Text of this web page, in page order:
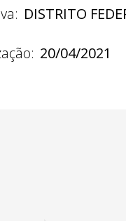
DISTRITO
20/04/2021